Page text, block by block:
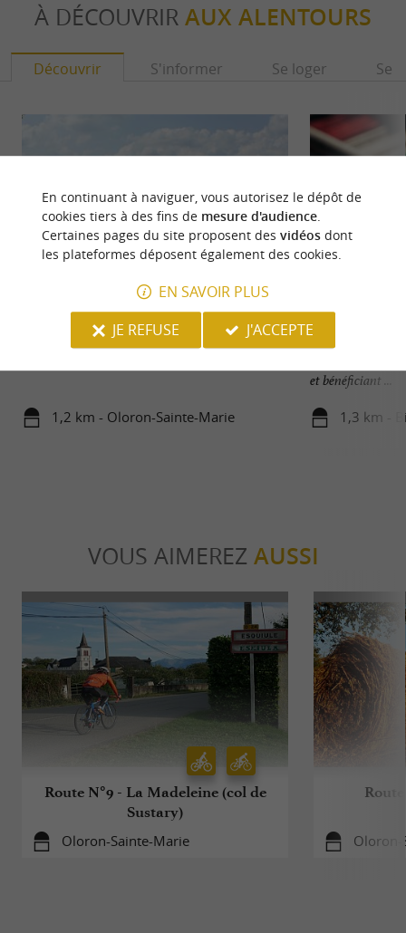
À DÉCOUVRIR AUX ALENTOURS
Découvrir S'informer Se loger Se
Oloron-Sainte-Marie
Oloron-Sainte-Marie est une ville riche d'histoire
1,2 km - Oloron-Sainte-Marie
Lartigue 1910
Labellisée
et bénéficiant ...
1,3 km -
VOUS AIMEREZ AUSSI
Route N°9 - La Madeleine (col de
Sustary)
Oloron-Sainte-Marie Oloron-
En continuant à naviguer, vous autorisez le dépôt de
cookies tiers à des fins de mesure d'audience.
Certaines pages du site proposent des vidéosdont
les plateformes déposent également des cookies.
EN SAVOIR PLUS
JE REFUSE
J'ACCEPTE